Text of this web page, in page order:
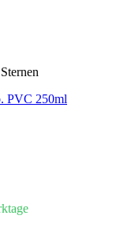
PVC 250ml